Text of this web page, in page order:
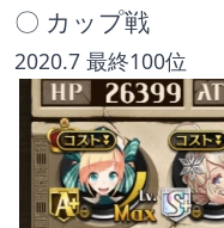
〇 カップ戦
2020.7 最終100位